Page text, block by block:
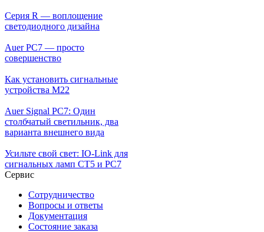
Серия R — воплощение
светодиодного дизайна
Auer PC7 — просто
совершенство
Как установить сигнальные
устройства М22
Auer Signal PC7: Один
столбчатый светильник, два
варианта внешнего вида
Усильте свой свет: IO-Link для
сигнальных ламп CT5 и PC7
Сервис
Сотрудничество
Вопросы и ответы
Документация
Состояние заказа